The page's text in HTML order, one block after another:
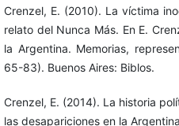
Crenzel, E. (2010). La víctima
relato del Nunca Más. En E.
la Argentina. Memorias,
65-83). Buenos Aires: Biblos.
Crenzel, E. (2014). La historia
las desapariciones en la